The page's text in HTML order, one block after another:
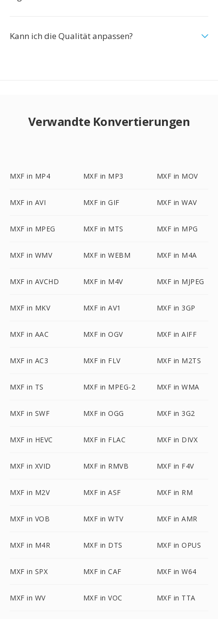
Kann ich die Qualität anpassen?
Verwandte Konvertierungen
MXF in MP4 MXF in MP3 MXF in MOV
MXF in AVI MXF in GIF MXF in WAV
MXF in MPEG MXF in MTS MXF in MPG
MXF in WMV MXF in WEBM MXF in M4A
MXF in AVCHD MXF in M4V MXF in MJPEG
MXF in MKV MXF in AV1 MXF in 3GP
MXF in AAC MXF in OGV MXF in AIFF
MXF in AC3 MXF in FLV MXF in M2TS
MXF in TS MXF in MPEG-2 MXF in WMA
MXF in SWF MXF in OGG MXF in 3G2
MXF in HEVC MXF in FLAC MXF in DIVX
MXF in XVID MXF in RMVB MXF in F4V
MXF in M2V MXF in ASF MXF in RM
MXF in VOB MXF in WTV MXF in AMR
MXF in M4R MXF in DTS MXF in OPUS
MXF in SPX MXF in CAF MXF in W64
MXF in WV MXF in VOC MXF in TTA